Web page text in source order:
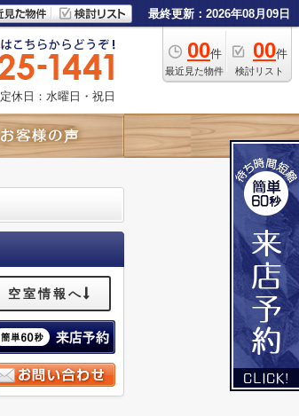
最終更新：2026年08月09日
00件
最近見た物件
00件
検討リスト
定休日：水曜日・祝日
空室情報へ